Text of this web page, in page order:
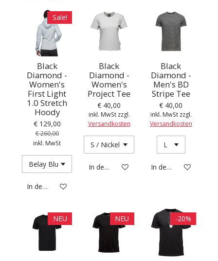
Sale!
Black
Diamond -
Women's
First Light
1.0 Stretch
Hoody
€ 129,00
€ 260,00
inkl. MwSt
In den Warenkorb
Black
Diamond -
Women's
Project Tee
€ 40,00
inkl. MwSt zzgl.
Versandkosten
In den Warenkorb
Black
Diamond -
Men's BD
Stripe Tee
€ 40,00
inkl. MwSt zzgl.
Versandkosten
In den Warenkorb
NEU NEU -20%